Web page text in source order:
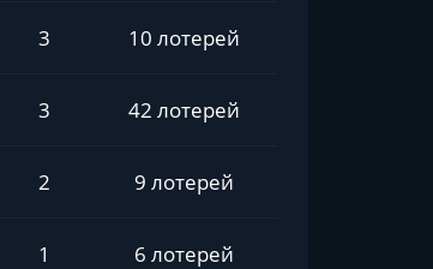
3 10 лотерей
3 42 лотерей
2 9 лотерей
1 6 лотерей